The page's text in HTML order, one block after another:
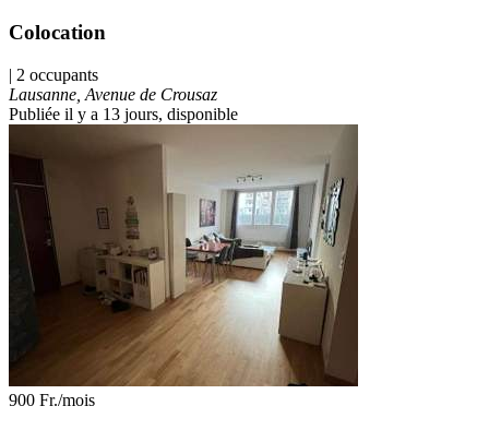
Colocation
| 2 occupants
Lausanne, Avenue de Crousaz
Publiée il y a 13 jours, disponible
900 Fr./mois